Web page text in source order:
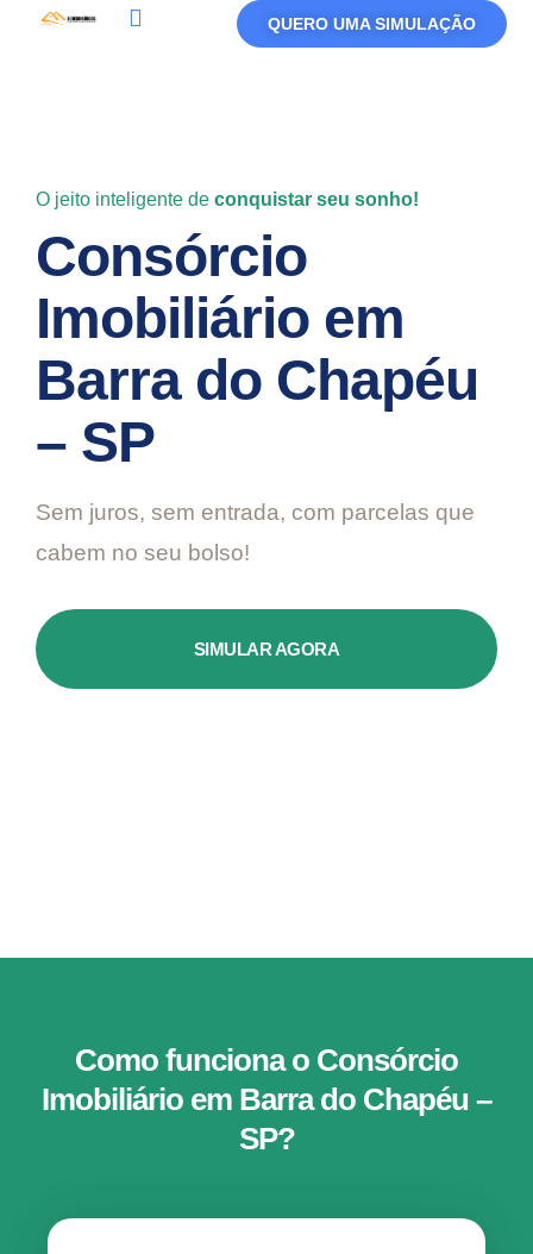
QUERO UMA SIMULAÇÃO
O jeito inteligente de conquistar seu sonho!
Consórcio
Imobiliário em
Barra do Chapéu
– SP
Sem juros, sem entrada, com parcelas que
cabem no seu bolso!
SIMULAR AGORA
Como funciona o Consórcio
Imobiliário em Barra do Chapéu –
SP?